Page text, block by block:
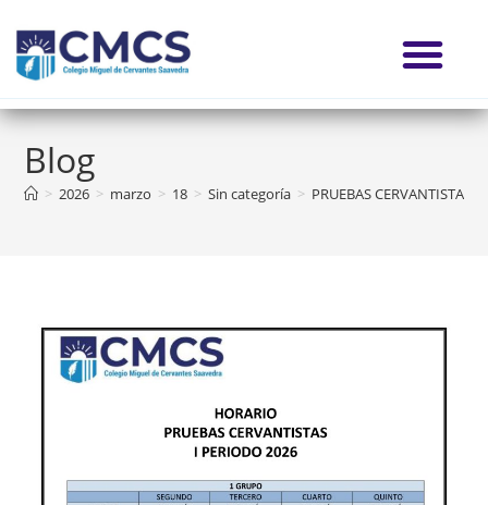
Blog
> 2026 > marzo > 18 > Sin categoría > PRUEBAS CERVANTISTAS I